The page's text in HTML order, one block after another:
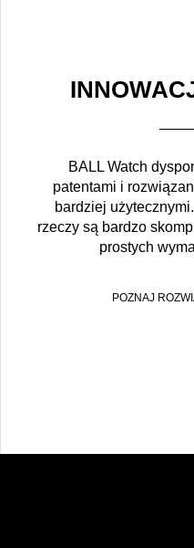
BALL Watch
patentami i
bardziej
rzeczy są bardzo
prostych
POZNAJ